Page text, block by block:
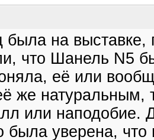
была на
что Шанель N5
её или
же натуральным,
или наподобие.
была уверена,